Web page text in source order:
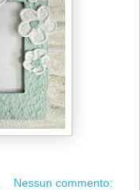
Nessun commento: